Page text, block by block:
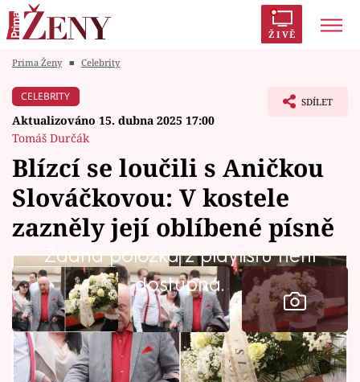
ŽIVĚ
Módní alarm
Témata
Celebrity
Vztahy
Seriály
Horoskopy
Prima Ženy ■ Celebrity
CELEBRITY
Aktualizováno 15. dubna 2025 17:00
Tomáš Durčák
SDÍLET
Blízcí se loučili s Aničkou
Slováčkovou: V kostele
zazněly její oblíbené písně
Žádná položka z playlistu není
dostupná.
Nejbližší rodina i přátelé dali poslední sbohem